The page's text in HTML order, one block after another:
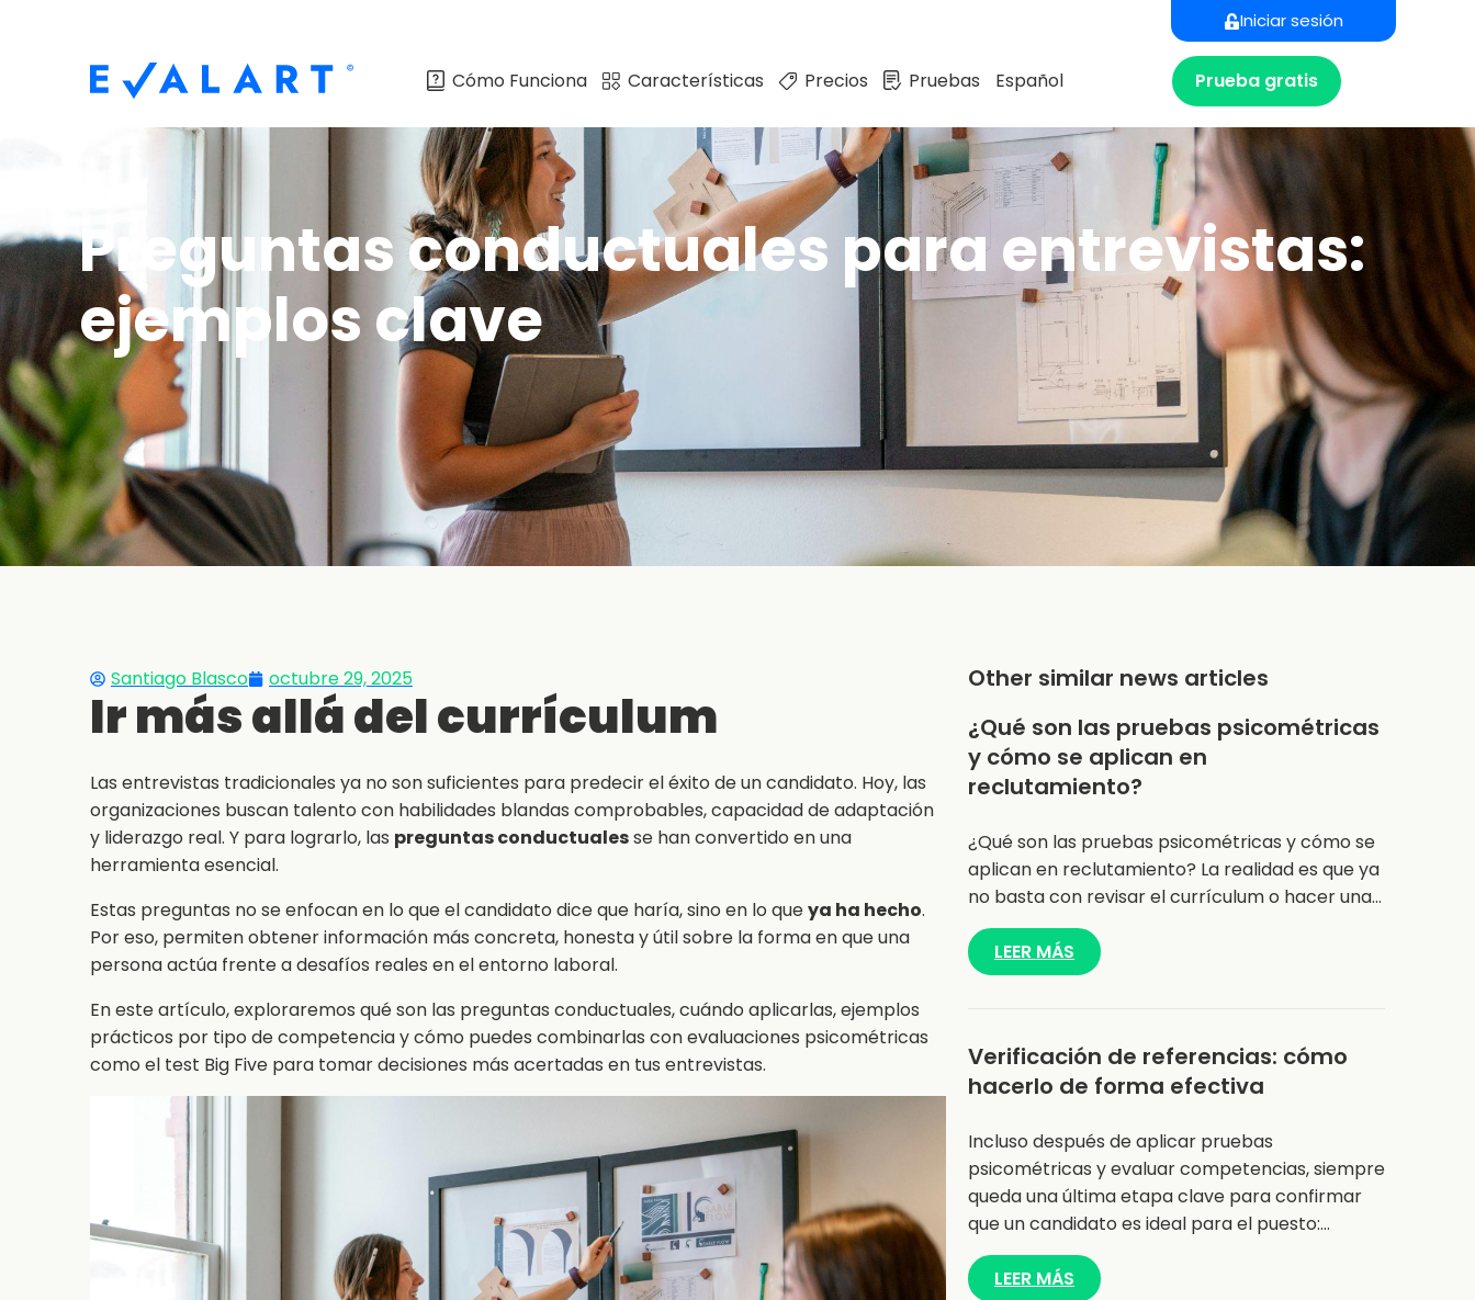
Iniciar sesión
Cómo Funciona Características Precios Pruebas Español Prueba gratis
Preguntas conductuales para entrevistas:
ejemplos clave
Santiago Blasco octubre 29, 2025
Ir más allá del currículum
Las entrevistas tradicionales ya no son suficientes para predecir el éxito de un candidato. Hoy, las
organizaciones buscan talento con habilidades blandas comprobables, capacidad de adaptación
y liderazgo real. Y para lograrlo, las preguntas conductualesse han convertido en una
herramienta esencial.
Estas preguntas no se enfocan en lo que el candidato dice que haría, sino en lo queya ha hecho.
Por eso, permiten obtener información más concreta, honesta y útil sobre la forma en que una
persona actúa frente a desafíos reales en el entorno laboral.
En este artículo, exploraremos qué son las preguntas conductuales, cuándo aplicarlas, ejemplos
prácticos por tipo de competencia y cómo puedes combinarlas con evaluaciones psicométricas
como el test Big Five para tomar decisiones más acertadas en tus entrevistas.
Other similar news articles
¿Qué son las pruebas psicométricas
y cómo se aplican en
reclutamiento?
¿Qué son las pruebas psicométricas y cómo se
aplican en reclutamiento? La realidad es que ya
no basta con revisar el currículum o hacer una…
LEER MÁS
Verificación de referencias: cómo
hacerlo de forma efectiva
Incluso después de aplicar pruebas
psicométricas y evaluar competencias, siempre
queda una última etapa clave para confirmar
que un candidato es ideal para el puesto:…
LEER MÁS